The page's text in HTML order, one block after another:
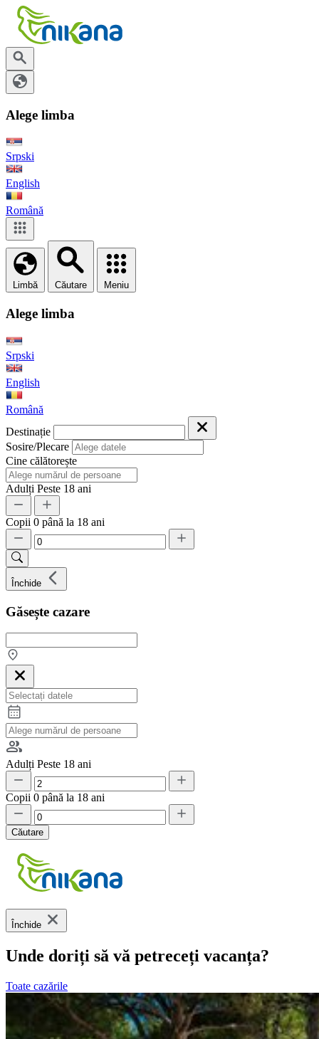
Alege limba
Srpski
English
Română
Limbă Căutare Meniu
Alege limba
Srpski
English
Română
Destinație
Sosire/Plecare
Cine călătorește
Adulți Peste 18 ani
Copii 0 până la 18 ani
Închide
Găsește cazare
Adulți Peste 18 ani
Copii 0 până la 18 ani
Căutare
Închide
Unde doriți să vă petreceți vacanța?
Toate cazările